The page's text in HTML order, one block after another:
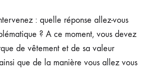
: quelle réponse allez-vous
? A ce moment, vous devez
de vêtement et de sa valeur
que de la manière vous allez vous